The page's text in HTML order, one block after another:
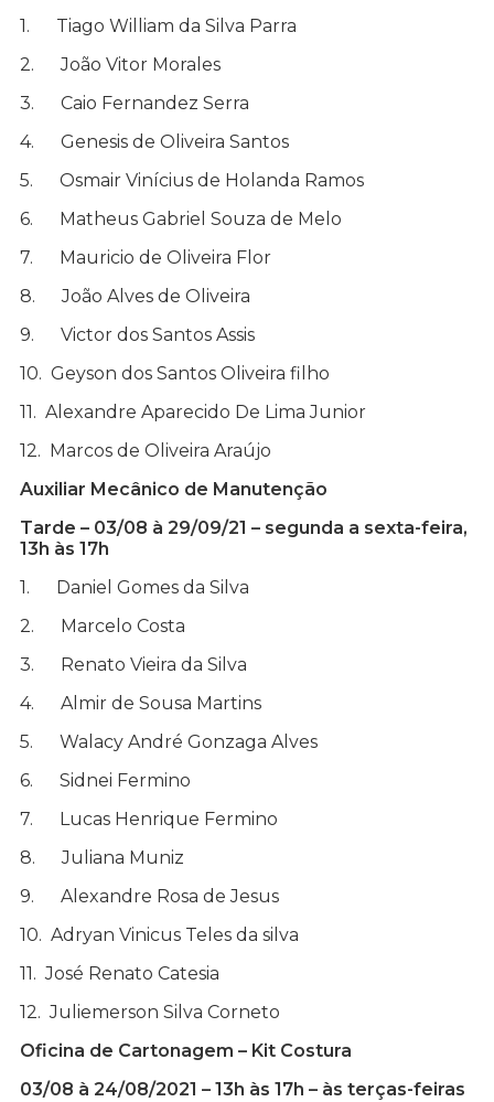
1. Tiago William da Silva Parra
2. João Vitor Morales
3. Caio Fernandez Serra
4. Genesis de Oliveira Santos
5. Osmair Vinícius de Holanda Ramos
6. Matheus Gabriel Souza de Melo
7. Mauricio de Oliveira Flor
8. João Alves de Oliveira
9. Victor dos Santos Assis
10. Geyson dos Santos Oliveira filho
11. Alexandre Aparecido De Lima Junior
12. Marcos de Oliveira Araújo
Auxiliar Mecânico de Manutenção
Tarde – 03/08 à 29/09/21 – segunda a sexta-feira,
13h às 17h
1. Daniel Gomes da Silva
2. Marcelo Costa
3. Renato Vieira da Silva
4. Almir de Sousa Martins
5. Walacy André Gonzaga Alves
6. Sidnei Fermino
7. Lucas Henrique Fermino
8. Juliana Muniz
9. Alexandre Rosa de Jesus
10. Adryan Vinicus Teles da silva
11. José Renato Catesia
12. Juliemerson Silva Corneto
Oficina de Cartonagem – Kit Costura
03/08 à 24/08/2021 – 13h às 17h – às terças-feiras